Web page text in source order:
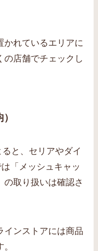
かれているエリアに
の店舗でチェックし
と、セリアやダイ
「メッシュキャッ
の取り扱いは確認さ
インストアには商品